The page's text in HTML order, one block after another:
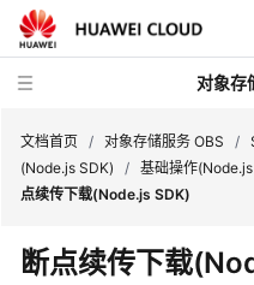
对象存
新
动
文档首页 / 对象存储服务 OBS /
(Node.js SDK)
/ 基础操作
点续传下载(Node.js SDK)
断点续传下载